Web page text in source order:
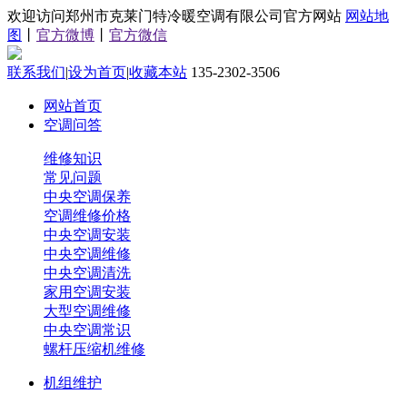
欢迎访问郑州市克莱门特冷暖空调有限公司官方网站 网站地
图
官方微博 官方微信
联系我们|设为首页|收藏本站 135-2302-3506
网站首页
空调问答
维修知识
常见问题
中央空调保养
空调维修价格
中央空调安装
中央空调维修
中央空调清洗
家用空调安装
大型空调维修
中央空调常识
螺杆压缩机维修
机组维护